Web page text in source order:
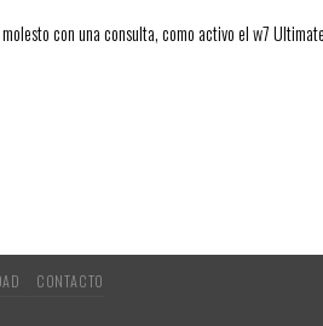
con una consulta, como activo el w7
CONTACTO